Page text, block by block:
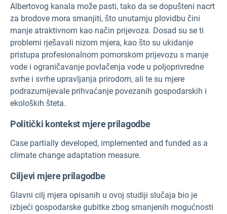
Albertovog kanala može pasti, tako da se dopušteni nacrt
za brodove mora smanjiti, što unutarnju plovidbu čini
manje atraktivnom kao način prijevoza. Dosad su se ti
problemi rješavali nizom mjera, kao što su ukidanje
pristupa profesionalnom pomorskom prijevozu s manje
vode i ograničavanje povlačenja vode u poljoprivredne
svrhe i svrhe upravljanja prirodom, ali te su mjere
podrazumijevale prihvaćanje povezanih gospodarskih i
ekoloških šteta.
Politički kontekst mjere prilagodbe
Case partially developed, implemented and funded as a
climate change adaptation measure.
Ciljevi mjere prilagodbe
Glavni cilj mjera opisanih u ovoj studiji slučaja bio je
izbjeći gospodarske gubitke zbog smanjenih mogućnosti